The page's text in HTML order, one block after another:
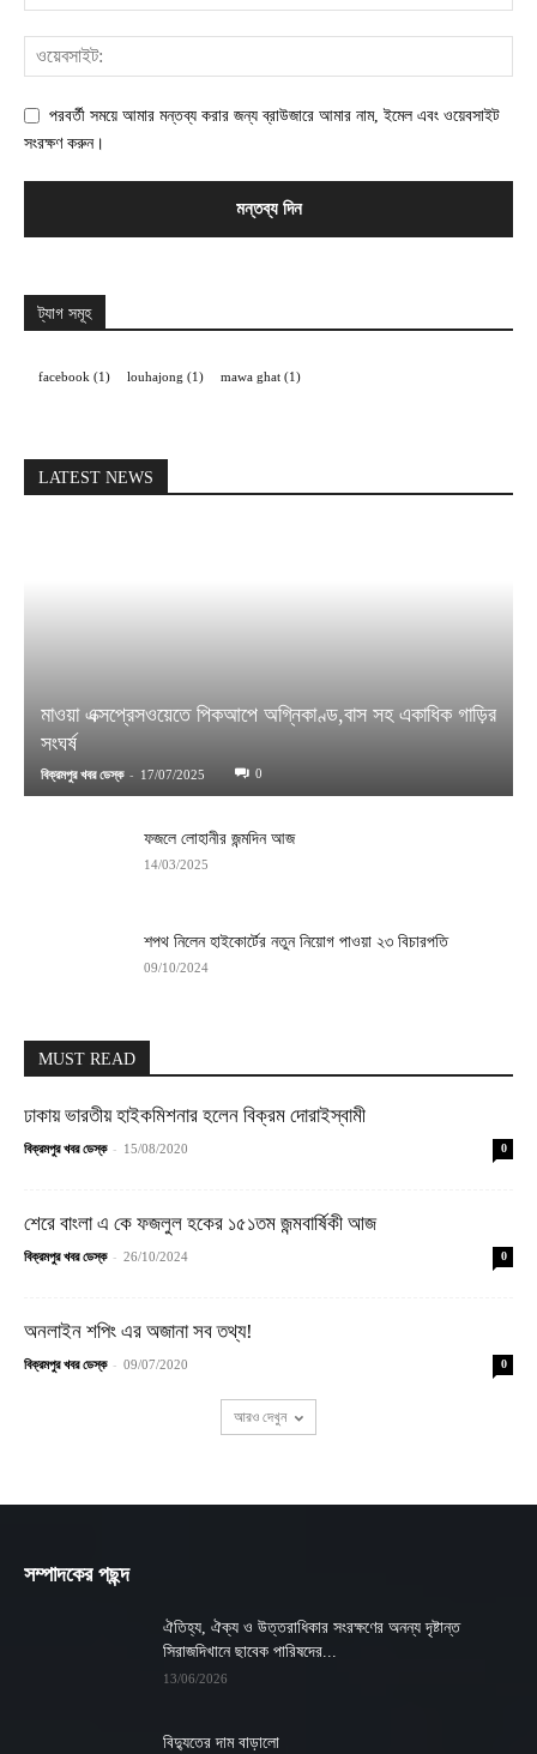
পরবর্তী সময়ে আমার মন্তব্য করার জন্য ব্রাউজারে আমার নাম, ইমেল এবং ওয়েবসাইট
সংরক্ষণ করুন।
ট্যাগ সমূহ
facebook (1) louhajong (1) mawa ghat (1)
LATEST NEWS
মাওয়া এক্সপ্রেসওয়েতে পিকআপে অগ্নিকাণ্ড,বাস সহ একাধিক গাড়ির
সংঘর্ষ
বিক্রমপুর খবর ডেস্ক - 17/07/2025 0
ফজলে লোহানীর জন্মদিন আজ
14/03/2025
শপথ নিলেন হাইকোর্টের নতুন নিয়োগ পাওয়া ২৩ বিচারপতি
09/10/2024
MUST READ
ঢাকায় ভারতীয় হাইকমিশনার হলেন বিক্রম দোরাইস্বামী
বিক্রমপুর খবর ডেস্ক - 15/08/2020 0
শেরে বাংলা এ কে ফজলুল হকের ১৫১তম জন্মবার্ষিকী আজ
বিক্রমপুর খবর ডেস্ক - 26/10/2024 0
অনলাইন শপিং এর অজানা সব তথ্য!
বিক্রমপুর খবর ডেস্ক - 09/07/2020 0
আরও দেখুন
সম্পাদকের পছন্দ
ঐতিহ্য, ঐক্য ও উত্তরাধিকার সংরক্ষণের অনন্য দৃষ্টান্ত
সিরাজদিখানে ছাবেক পারিষদের...
13/06/2026
বিদ্যুতের দাম বাড়ালো